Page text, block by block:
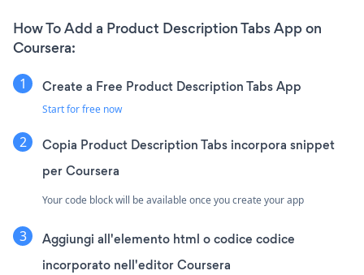
How To Add a Product Description Tabs App on
Coursera:
Create a Free Product Description Tabs App
Start for free now
Copia Product Description Tabs incorpora snippet
per Coursera
Your code block will be available once you create your app
Aggiungi all'elemento html o codice codice
incorporato nell'editor Coursera